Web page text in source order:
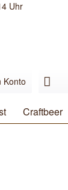
Uhr
Konto
Craftbeer